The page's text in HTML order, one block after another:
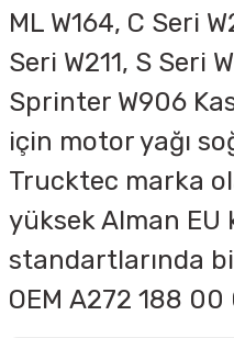
ML W164, C Seri
Seri W211, S Seri
Sprinter W906
için motor yağı
Trucktec marka
yüksek Alman EU
standartlarında
OEM A272 188 00